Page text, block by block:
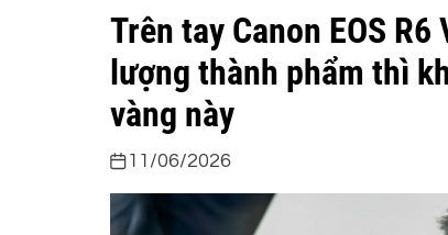
Trên tay Canon EOS
lượng thành phẩm thì
vàng này
11/06/2026